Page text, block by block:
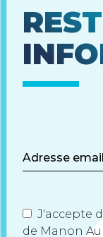
J'accepte de
de Manon